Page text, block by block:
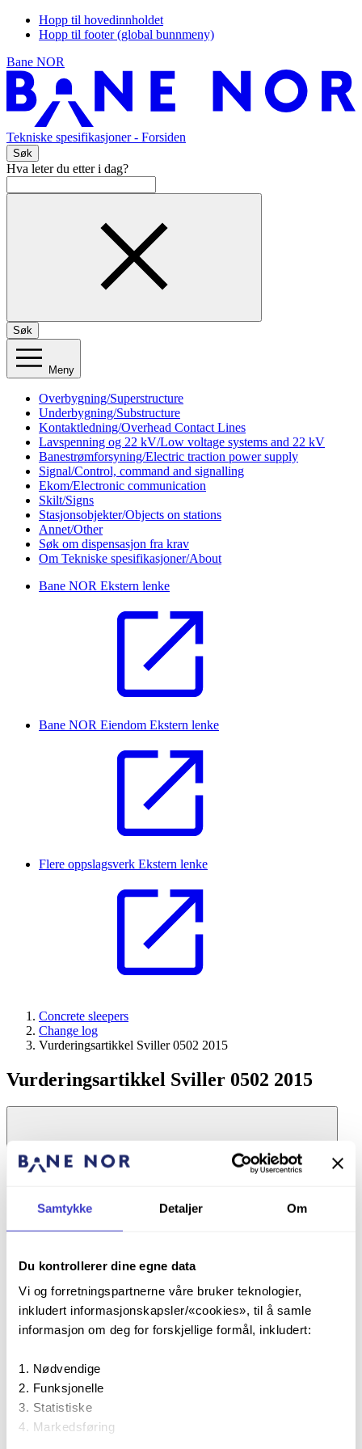
Samtykke Detaljer Om
Du kontrollerer dine egne data
Vi og forretningspartnerne våre bruker teknologier,
inkludert informasjonskapsler/«cookies», til å samle
informasjon om deg for forskjellige formål, inkludert:
Nødvendige
Funksjonelle
Statistiske
Markedsføring
Hopp til hovedinnholdet
Hopp til footer (global bunnmeny)
Bane NOR
Tekniske spesifikasjoner- Forsiden
Søk
Hva leter du etter i dag?
Søk
Meny
Overbygning/Superstructure
Underbygning/Substructure
Kontaktledning/Overhead Contact Lines
Lavspenning og 22 kV/Low voltage systems and 22 kV
Banestrømforsyning/Electric traction power supply
Signal/Control, command and signalling
Ekom/Electronic communication
Skilt/Signs
Stasjonsobjekter/Objects on stations
Annet/Other
Søk om dispensasjon fra krav
Om Tekniske spesifikasjoner/About
Bane NOR Ekstern lenke
Bane NOR Eiendom Ekstern lenke
Flere oppslagsverk Ekstern lenke
Concrete sleepers
Change log
Vurderingsartikkel Sviller 0502 2015
Vurderingsartikkel Sviller 0502 2015
1 Endringsinformasjon
Fag
Overbygning
Tittel
Sviller
Dato
05.02.2015